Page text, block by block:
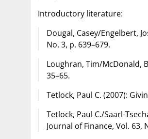
Introductory literature:
Dougal, Casey/Engelbert,
No. 3, p. 639–679.
Loughran, Tim/McDonald,
35–65.
Tetlock, Paul C. (2007):
Tetlock, Paul C./Saarl-
Journal of Finance, Vol. 63,